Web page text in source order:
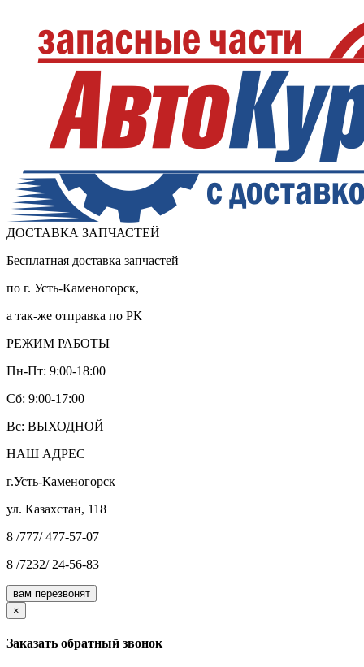
ДОСТАВКА ЗАПЧАСТЕЙ
Бесплатная доставка запчастей
по г. Усть-Каменогорск,
а так-же отправка по РК
РЕЖИМ РАБОТЫ
Пн-Пт: 9:00-18:00
Cб: 9:00-17:00
Вс: ВЫХОДНОЙ
НАШ АДРЕС
г.Усть-Каменогорск
ул. Казахстан, 118
8 /777/ 477-57-07
8 /7232/ 24-56-83
вам перезвонят
×
Заказать обратный звонок